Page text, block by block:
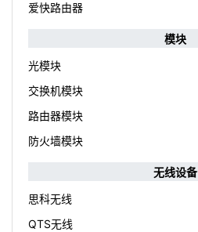
爱快路由器
模块
光模块
交换机模块
路由器模块
防火墙模块
无线设备
思科无线
QTS无线